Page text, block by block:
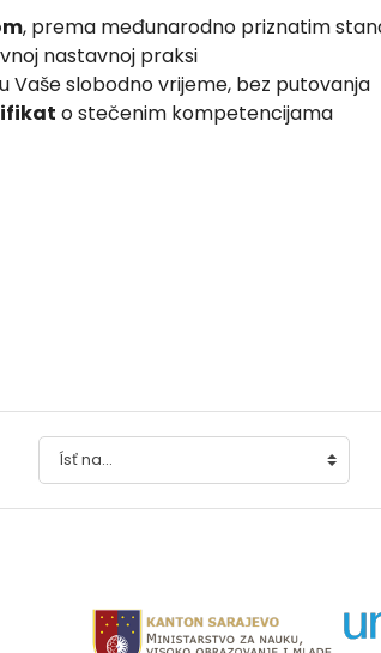
, prema međunarodno priznatim
nastavnoj praksi
Vaše slobodno vrijeme, bez putovanja
o stečenim kompetencijama